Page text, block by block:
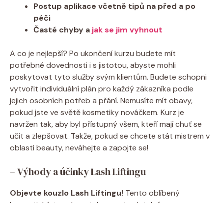
Postup aplikace včetně tipů na před a po
péči
Časté chyby a jak se jim vyhnout
A co je nejlepší? Po ukončení kurzu budete mít
potřebné dovednosti i s jistotou, abyste mohli
poskytovat tyto služby svým klientům. Budete schopni
vytvořit individuální plán pro každý zákazníka podle
jejich osobních potřeb a přání. Nemusíte mít obavy,
pokud jste ve světě kosmetiky nováčkem. Kurz je
navržen tak, aby byl přístupný všem, kteří mají chuť se
učit a zlepšovat. Takže, pokud se chcete stát mistrem v
oblasti beauty, neváhejte a zapojte se!
– Výhody a účinky Lash Liftingu
Objevte kouzlo Lash Liftingu! Tento oblíbený